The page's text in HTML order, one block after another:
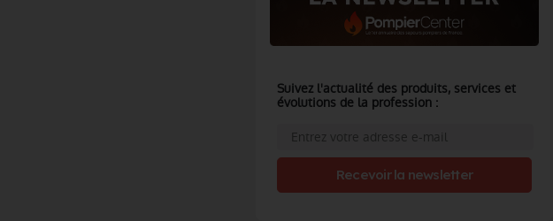
Suivez l'actualité des produits, services et
évolutions de la profession :
Recevoir la newsletter